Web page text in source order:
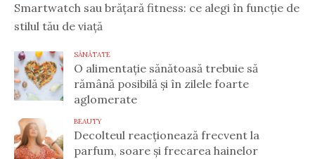
Smartwatch sau brățară fitness: ce alegi în funcție de
stilul tău de viață
SĂNĂTATE
O alimentație sănătoasă trebuie să
rămână posibilă și în zilele foarte
aglomerate
BEAUTY
Decolteul reacționează frecvent la
parfum, soare și frecarea hainelor